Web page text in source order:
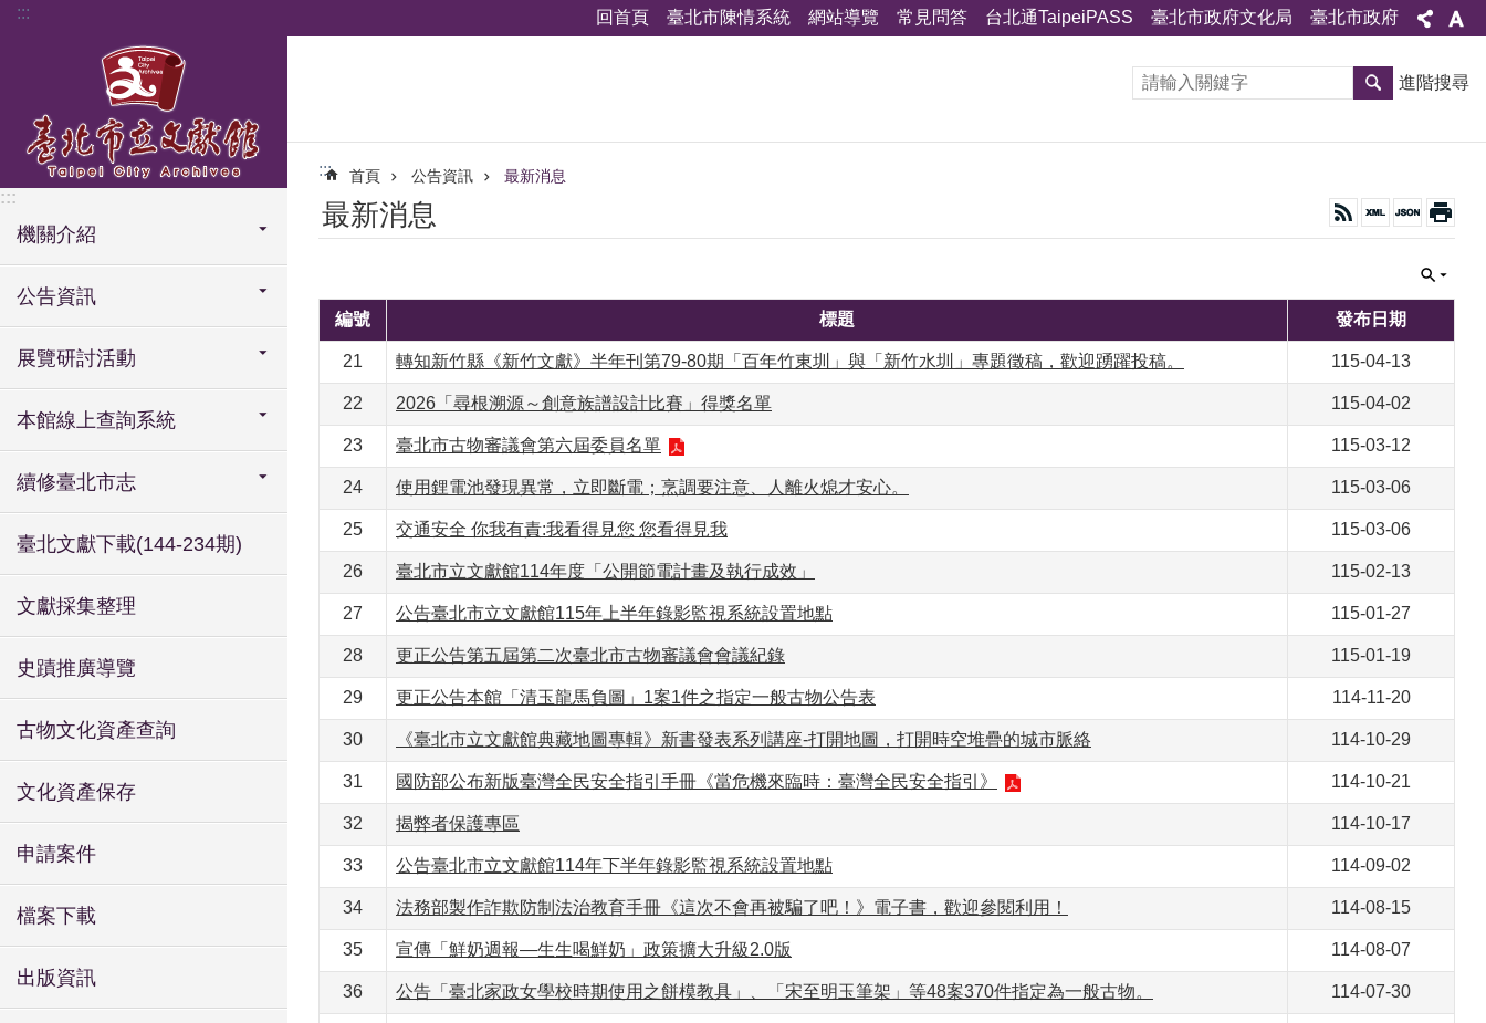
跳到主要內容區塊
::: 回首頁 臺北市陳情系統 網站導覽 常見問答 台北通TaipeiPASS 臺北市政府文化局 臺北市政府
:::
機關介紹
公告資訊
展覽研討活動
本館線上查詢系統
續修臺北市志
臺北文獻下載(144-234期)
文獻採集整理
史蹟推廣導覽
古物文化資產查詢
文化資產保存
申請案件
檔案下載
出版資訊
進階搜尋
::: 首頁 公告資訊 最新消息
最新消息
編號 標題 發布日期
21 轉知新竹縣《新竹文獻》半年刊第79-80期「百年竹東圳」與「新竹水圳」專題徵稿，歡迎踴躍投稿。 115-04-13
22 2026「尋根溯源～創意族譜設計比賽」得獎名單 115-04-02
23 臺北市古物審議會第六屆委員名單 115-03-12
24 使用鋰電池發現異常，立即斷電；烹調要注意、人離火熄才安心。 115-03-06
25 交通安全 你我有責:我看得見您 您看得見我 115-03-06
26 臺北市立文獻館114年度「公開節電計畫及執行成效」 115-02-13
27 公告臺北市立文獻館115年上半年錄影監視系統設置地點 115-01-27
28 更正公告第五屆第二次臺北市古物審議會會議紀錄 115-01-19
29 更正公告本館「清玉龍馬負圖」1案1件之指定一般古物公告表 114-11-20
30 《臺北市立文獻館典藏地圖專輯》新書發表系列講座-打開地圖，打開時空堆疊的城市脈絡 114-10-29
31 國防部公布新版臺灣全民安全指引手冊《當危機來臨時：臺灣全民安全指引》 114-10-21
32 揭弊者保護專區 114-10-17
33 公告臺北市立文獻館114年下半年錄影監視系統設置地點 114-09-02
34 法務部製作詐欺防制法治教育手冊《這次不會再被騙了吧！》電子書，歡迎參閱利用！ 114-08-15
35 宣傳「鮮奶週報—生生喝鮮奶」政策擴大升級2.0版 114-08-07
36 公告「臺北家政女學校時期使用之餅模教具」、「宋至明玉筆架」等48案370件指定為一般古物。 114-07-30